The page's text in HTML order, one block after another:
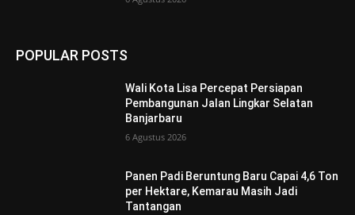
POPULAR POSTS
Wali Kota Lisa Percepat Persiapan
Pembangunan Jalan Lingkar Selatan
Banjarbaru
6 Agustus 2026
Panen Padi Beruntung Baru Capai 4,6 Ton
per Hektare, Kemarau Masih Jadi
Tantangan